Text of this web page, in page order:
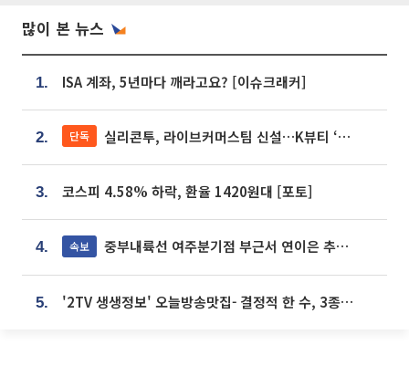
많이 본 뉴스
1. ISA 계좌, 5년마다 깨라고요? [이슈크래커]
2. 단독 실리콘투, 라이브커머스팀 신설…K뷰티 ‘글로벌 판매망’ 확대[K뷰티 라방戰]
3. 코스피 4.58% 하락, 환율 1420원대 [포토]
4. 속보 중부내륙선 여주분기점 부근서 연이은 추돌사고 발생
5. '2TV 생생정보' 오늘방송맛집- 결정적 한 수, 3종 메밀면! 메밀 소바 맛집 '의○○○○'